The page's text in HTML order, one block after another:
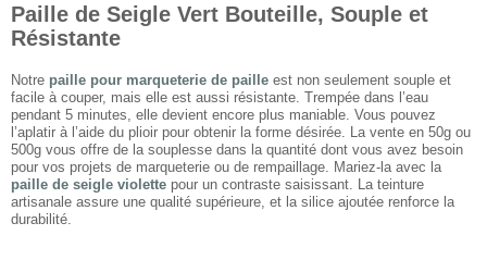
Paille de Seigle Vert Bouteille, Souple et
Résistante
Notre paille pour marqueterie de paille est non seulement souple et
facile à couper, mais elle est aussi résistante. Trempée dans l’eau
pendant 5 minutes, elle devient encore plus maniable. Vous pouvez
l’aplatir à l’aide du plioir pour obtenir la forme désirée. La vente en 50g ou
500g vous offre de la souplesse dans la quantité dont vous avez besoin
pour vos projets de marqueterie ou de rempaillage. Mariez-la avec la
paille de seigle violette pour un contraste saisissant. La teinture
artisanale assure une qualité supérieure, et la silice ajoutée renforce la
durabilité.